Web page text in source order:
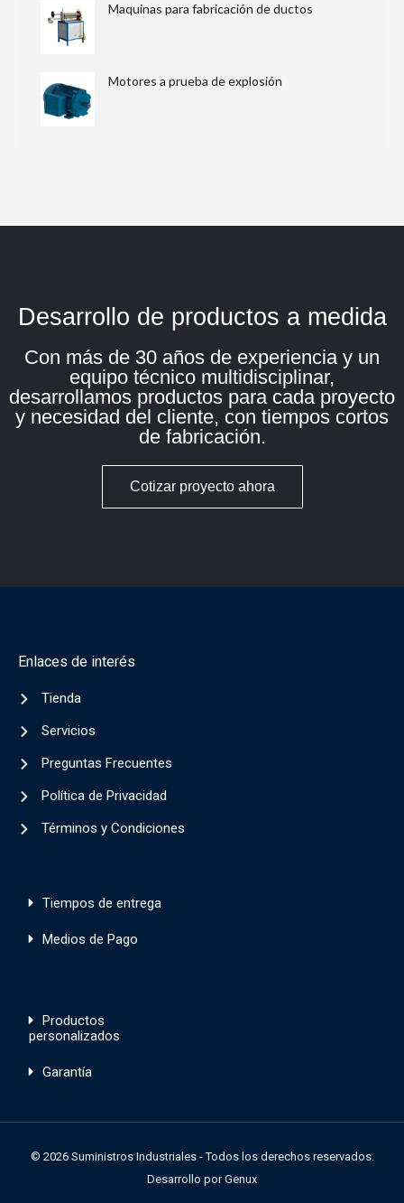
Maquinas para fabricación de ductos
Motores a prueba de explosión
Desarrollo de productos a medida
Con más de 30 años de experiencia y un
equipo técnico multidisciplinar,
desarrollamos productos para cada proyecto
y necesidad del cliente, con tiempos cortos
de fabricación.
Cotizar proyecto ahora
Enlaces de interés
Tienda
Servicios
Preguntas Frecuentes
Política de Privacidad
Términos y Condiciones
Tiempos de entrega
Medios de Pago
Productos
personalizados
Garantía
© 2026 Suministros Industriales - Todos los derechos reservados.
Desarrollo porGenux